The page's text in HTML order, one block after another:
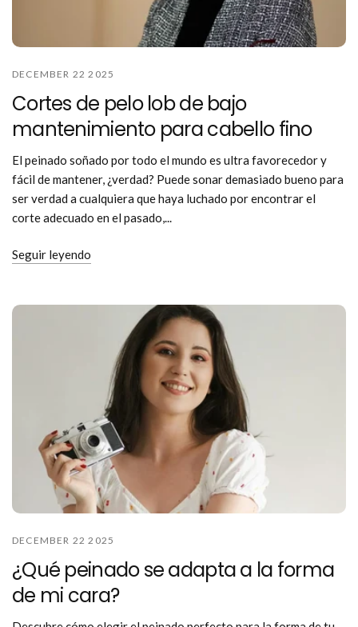
DECEMBER 22 2025
Cortes de pelo lob de bajo
mantenimiento para cabello fino
El peinado soñado por todo el mundo es ultra favorecedor y
fácil de mantener, ¿verdad? Puede sonar demasiado bueno para
ser verdad a cualquiera que haya luchado por encontrar el
corte adecuado en el pasado,...
Seguir leyendo
DECEMBER 22 2025
¿Qué peinado se adapta a la forma
de mi cara?